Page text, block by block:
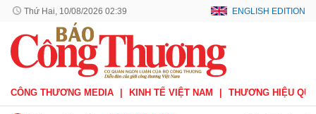
Thứ Hai, 10/08/2026 02:39 ENGLISH EDITION
CÔNG THƯƠNG MEDIA KINH TẾ VIỆT NAM THƯƠNG HIỆU